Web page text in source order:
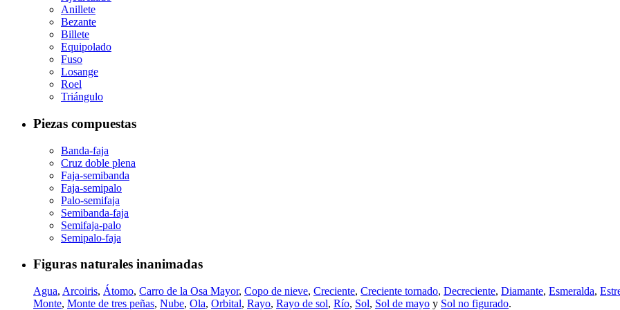
Anillete
Bezante
Billete
Equipolado
Fuso
Losange
Roel
Triángulo
Piezas compuestas
Banda-faja
Cruz doble plena
Faja-semibanda
Faja-semipalo
Palo-semifaja
Semibanda-faja
Semifaja-palo
Semipalo-faja
Figuras naturales inanimadas
Agua, Arcoiris, Átomo, Carro de la Osa Mayor, Copo de nieve, Creciente, Creciente tornado, Decreciente, Diamante, Esmeralda,
Monte, Monte de tres peñas, Nube, Ola, Orbital, Rayo, Rayo de sol, Río, Sol, Sol de mayo y Sol no figurado.